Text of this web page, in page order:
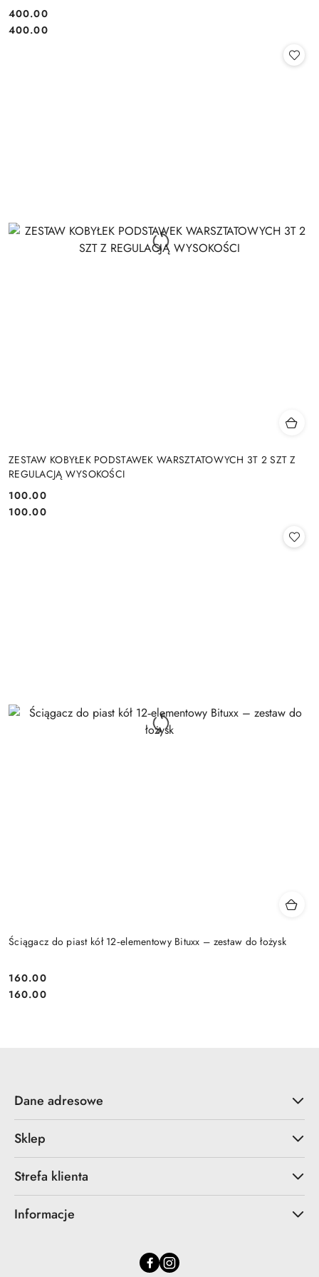
Cena:
400.00
Cena:
400.00
ZESTAW KOBYŁEK PODSTAWEK WARSZTATOWYCH 3T 2 SZT Z
REGULACJĄ WYSOKOŚCI
Cena:
100.00
Cena:
100.00
Ściągacz do piast kół 12‑elementowy Bituxx – zestaw do łożysk
Cena:
160.00
Cena:
160.00
Dane adresowe
Sklep
Strefa klienta
Informacje